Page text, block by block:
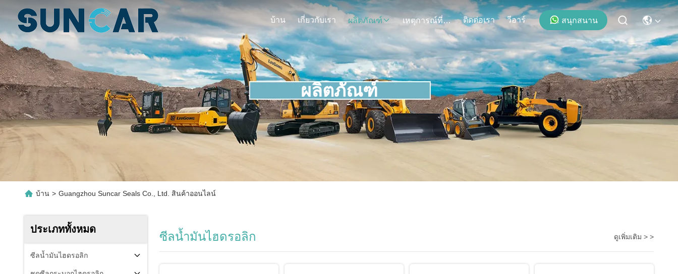
บ้าน เกี่ยวกับเรา ผลิตภัณฑ์ เหตุการณ์ที่เกิดขึ้น ติดต่อเรา วีอาร์ สนุกสนาน
ผลิตภัณฑ์
บ้าน > Guangzhou Suncar Seals Co., Ltd. สินค้าออนไลน์
ประเภททั้งหมด
ซีลน้ำมันไฮดรอลิก
ซีลน้ำมันไฮดรอลิก ดูเพิ่มเติม > >